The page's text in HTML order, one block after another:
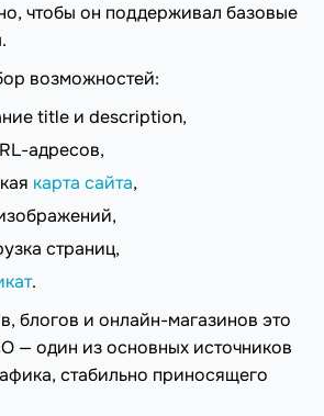
чтобы он поддерживал базовые
возможностей:
title и description,
адресов,
карта сайта,
страниц,
.
блогов и онлайн-магазинов это
— один из основных источников
стабильно приносящего